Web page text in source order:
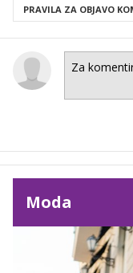
PRAVILA ZA OBJAVO
Moda